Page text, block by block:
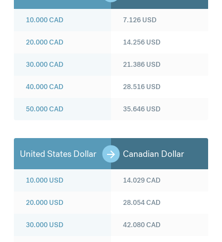
10.000CAD
20.000CAD
30.000CAD
40.000CAD
50.000CAD
7.126 USD
14.256 USD
21.386 USD
28.516 USD
35.646 USD
United States Dollar Canadian Dollar
10.000 USD
20.000 USD
30.000 USD
14.029CAD
28.054CAD
42.080CAD